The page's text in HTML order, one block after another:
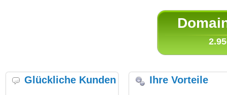
Glückliche Kunden Ihre Vorteile